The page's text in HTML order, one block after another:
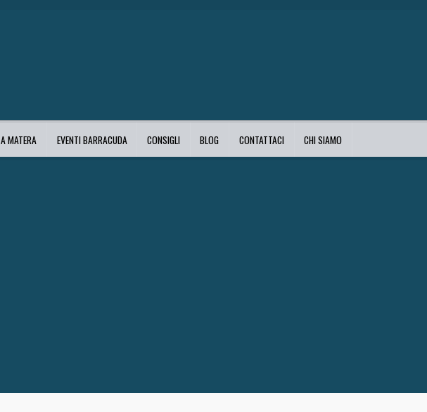
MATERA EVENTI BARRACUDA CONSIGLI BLOG CONTATTACI CHI SIAMO